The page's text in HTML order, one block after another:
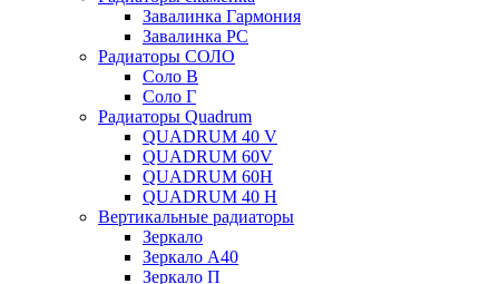
Завалинка Гармония
Завалинка РС
Радиаторы СОЛО
Соло В
Соло Г
Радиаторы Quadrum
QUADRUM 40 V
QUADRUM 60V
QUADRUM 60H
QUADRUM 40 H
Вертикальные радиаторы
Зеркало
Зеркало А40
Зеркало П